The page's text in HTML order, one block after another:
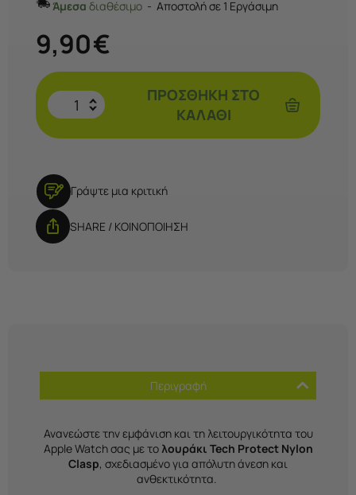
Άμεσα διαθέσιμο Αποστολή σε 1 Εργάσιμη
9,90€
ΠΡΟΣΘΉΚΗ ΣΤΟ
ΚΑΛΆΘΙ
Γράψτε μια κριτική
SHARE / ΚΟΙΝΟΠΟΙΗΣΗ
Περιγραφή
Ανανεώστε την εμφάνιση και τη λειτουργικότητα του
Apple Watch σας με τολουράκι Tech Protect Nylon
Clasp, σχεδιασμένο για απόλυτη άνεση και
ανθεκτικότητα.